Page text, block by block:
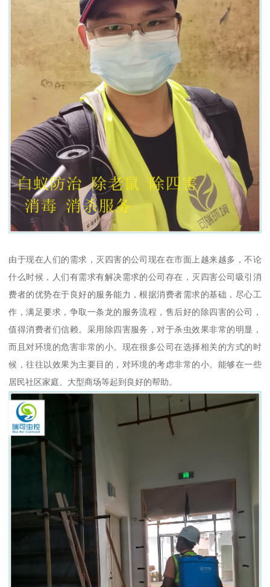
由于现在人们的需求，灭四害的公司现在在市面上越来越多，不论
什么时候，人们有需求有解决需求的公司存在，灭四害公司吸引消
费者的优势在于良好的服务能力，根据消费者需求的基础，尽心工
作，满足要求，争取一条龙的服务流程，售后好的除四害的公司，
值得消费者们信赖。采用除四害服务，对于杀虫效果非常的明显，
而且对环境的危害非常的小。现在很多公司在选择相关的方式的时
候，往往以效果为主要目的，对环境的考虑非常的小。能够在一些
居民社区家庭、大型商场等起到良好的帮助。